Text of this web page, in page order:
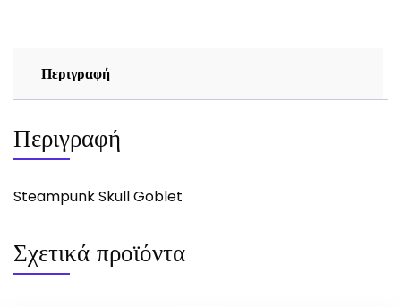
Περιγραφή
Περιγραφή
Steampunk Skull Goblet
Σχετικά προϊόντα